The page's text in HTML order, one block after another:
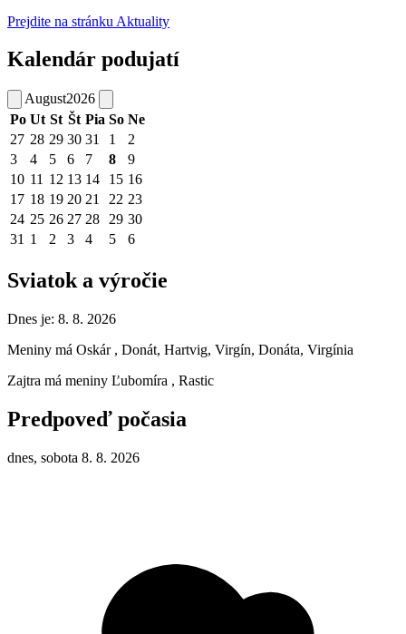
Prejdite na stránku Aktuality
Kalendár podujatí
August2026
Po Ut St Št Pia So Ne
27 28 29 30 31 1
2
3
4 5 6 7 8
9
10 11 12 13 14 15 16
17 18 19 20 21 22 23
24 25 26 27 28 29 30
31 1 2 3 4 5 6
Sviatok a výročie
Dnes je: 8. 8. 2026
Meniny má Oskár , Donát, Hartvig, Virgín, Donáta, Virgínia
Zajtra má meniny Ľubomíra , Rastic
Predpoveď počasia
dnes, sobota 8. 8. 2026